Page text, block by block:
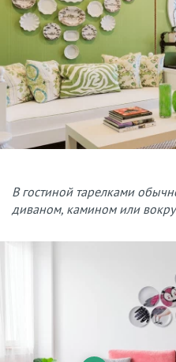
В гостиной тарелками
диваном, камином или